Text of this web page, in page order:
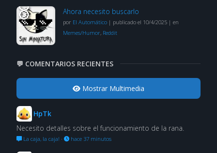
Ahora necesito buscarlo
por El Automático| publicado el 10/4/2025| en
Memes/Humor, Reddit
💬 COMENTARIOS RECIENTES
Mostrar Multimedia
HpTk
Necesito detalles sobre el funcionamiento de la rana.
La caja, la caja! · hace 37 minutos